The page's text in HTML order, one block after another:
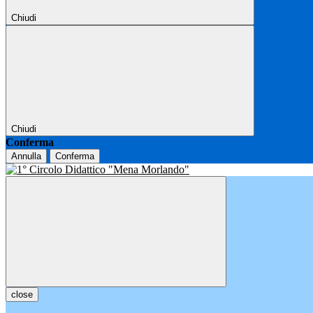
Chiudi
Chiudi
Conferma
Annulla Conferma
close